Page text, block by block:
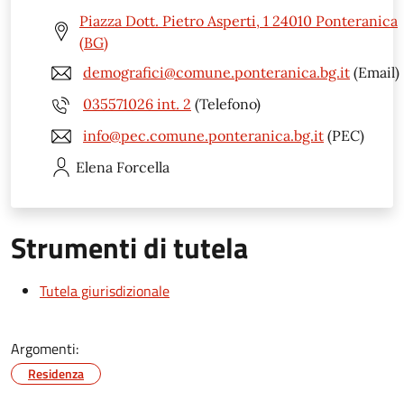
Piazza Dott. Pietro Asperti, 1 24010 Ponteranica
(BG)
demografici@comune.ponteranica.bg.it (Email)
035571026 int. 2 (Telefono)
info@pec.comune.ponteranica.bg.it (PEC)
Elena Forcella
Strumenti di tutela
Tutela giurisdizionale
Argomenti:
Residenza